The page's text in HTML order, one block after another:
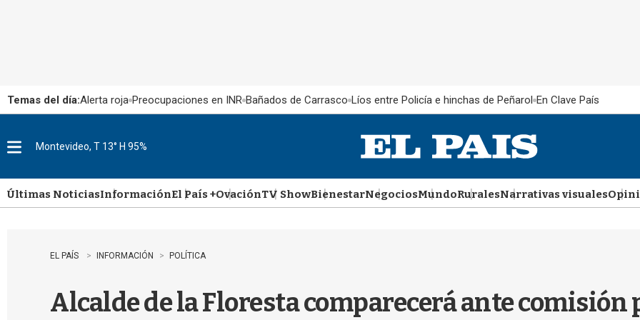
Temas del día:Alerta roja Preocupaciones en INR Bañados de Carrasco Líos entre Policía e hinchas de Peñarol En Clave País
u
Montevideo, T 13° H 95%
Últimas NoticiasInformaciónEl País +OvaciónTV ShowBienestarNegociosMundoRuralesNarrativas visuales
EL PAÍS INFORMACIÓN POLÍTICA
Alcalde de la Floresta comparecerá ante comisión